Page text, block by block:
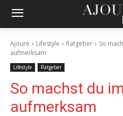
Ajoure Lifestyle Ratgeber
So
aufmerksam
Lifestyle Ratgeber
So machst du
aufmerksam